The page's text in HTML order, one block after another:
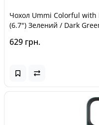
Чохол Ummi Colorful with
(6.7") Зелений / Dark
629 грн.